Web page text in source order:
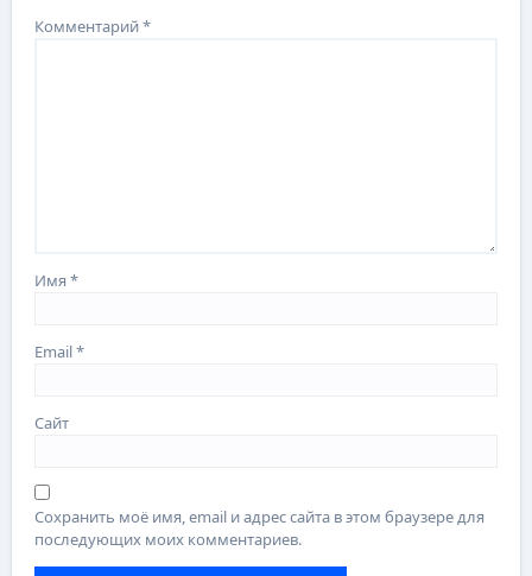
Комментарий*
Имя*
Email*
Сайт
Сохранить моё имя, email и адрес сайта в этом браузере для
последующих моих комментариев.